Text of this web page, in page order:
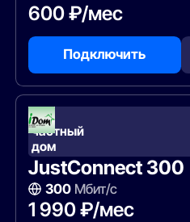
600 ₽/мес
Подключить
В
частный
дом
JustConnect 300
300Мбит/с
1 990 ₽/мес